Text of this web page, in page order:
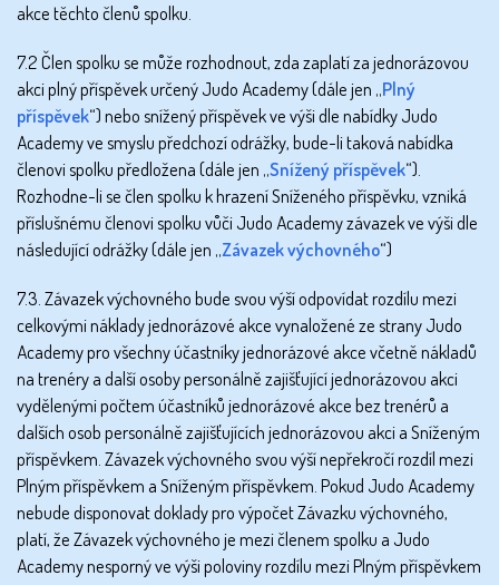
akce těchto členů spolku.
7.2 Člen spolku se může rozhodnout, zda zaplatí za jednorázovou
akci plný příspěvek určený Judo Academy (dále jen „Plný
příspěvek“) nebo snížený příspěvek ve výši dle nabídky Judo
Academy ve smyslu předchozí odrážky, bude-li taková nabídka
členovi spolku předložena (dále jen „Snížený příspěvek“).
Rozhodne-li se člen spolku k hrazení Sníženého příspěvku, vzniká
příslušnému členovi spolku vůči Judo Academy závazek ve výši dle
následující odrážky (dále jen „Závazek výchovného“)
7.3. Závazek výchovného bude svou výší odpovídat rozdílu mezi
celkovými náklady jednorázové akce vynaložené ze strany Judo
Academy pro všechny účastníky jednorázové akce včetně nákladů
na trenéry a další osoby personálně zajišťující jednorázovou akci
vydělenými počtem účastníků jednorázové akce bez trenérů a
dalších osob personálně zajišťujících jednorázovou akci a Sníženým
příspěvkem. Závazek výchovného svou výší nepřekročí rozdíl mezi
Plným příspěvkem a Sníženým příspěvkem. Pokud Judo Academy
nebude disponovat doklady pro výpočet Závazku výchovného,
platí, že Závazek výchovného je mezi členem spolku a Judo
Academy nesporný ve výši poloviny rozdílu mezi Plným příspěvkem